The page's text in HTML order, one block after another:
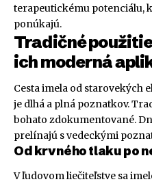
terapeutickému potenciálu,
ponúkajú.
Tradičné
ich moderná
Cesta imela od starovekých
je dlhá a plná poznatkov.
bohato zdokumentované.
prelínajú s vedeckými
Od krvného tlaku po
V ľudovom liečiteľstve sa